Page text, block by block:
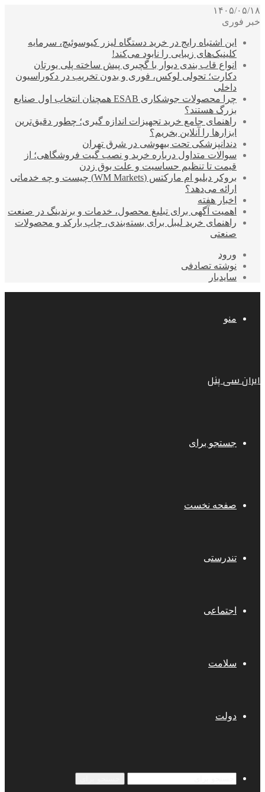
۱۴۰۵/۰۵/۱۸
خبر فوری
این اشتباه رایج در خرید دستگاه لیزر کیوسوئیچ، سرمایه
کلینیک‌های زیبایی را نابود می‌کند!
انواع قاب بندی دیوار با گچبری پیش ساخته پلی یورتان
دکارت؛ تحولی لوکس، فوری و بدون تخریب در دکوراسیون
داخلی
چرا محصولات جوشکاری ESAB همچنان انتخاب اول صنایع
بزرگ هستند؟
راهنمای جامع خرید تجهیزات اندازه گیری؛ چطور دقیق‌ترین
ابزارها را آنلاین بخریم؟
دندانپزشکی تحت بیهوشی در شرق تهران
سوالات متداول درباره خرید و نصب گیت فروشگاهی؛ از
قیمت تا تنظیم حساسیت و علت بوق زدن
بروکر دبلیو ام مارکتس (WM Markets) چیست و چه خدماتی
ارائه می‌دهد؟
اخبار هفته
اهمیت آگهی برای تبلیغ محصول، خدمات و برندینگ در صنعت
راهنمای خرید لیبل برای بسته‌بندی، چاپ بارکد و محصولات
صنعتی
ورود
نوشته تصادفی
سایدبار
منو
ایران سی پنل
جستجو برای
صفحه نخست
تندرستی
اجتماعی
سلامت
دولت